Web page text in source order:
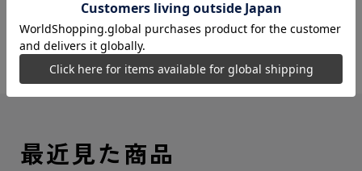
VIEW MORE
最近見た商品